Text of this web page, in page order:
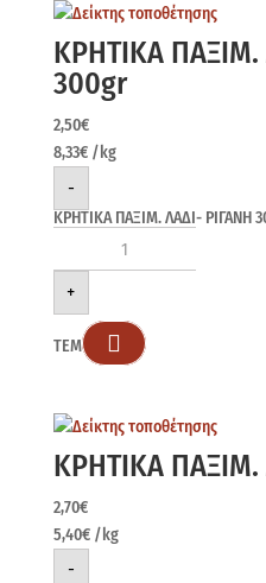
ΚΡΗΤΙΚΑ ΠΑΞΙΜ.
300gr
2,50€
8,33€ /kg
-
ΚΡΗΤΙΚΑ ΠΑΞΙΜ. ΛΑΔΙ- ΡΙΓΑΝΗ
+
ΤΕΜ 
ΚΡΗΤΙΚΑ
2,70€
5,40€ /kg
-